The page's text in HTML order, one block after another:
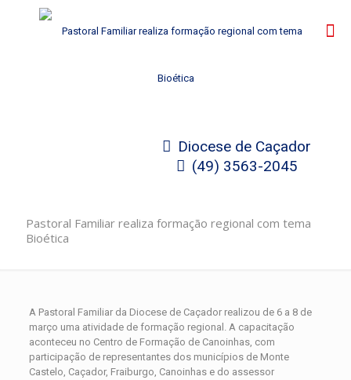
Diocese de Caçador
(49) 3563-2045
Pastoral Familiar realiza formação regional com tema
Bioética
A Pastoral Familiar da Diocese de Caçador realizou de 6 a 8 de
março uma atividade de formação regional. A capacitação
aconteceu no Centro de Formação de Canoinhas, com
participação de representantes dos municípios de Monte
Castelo, Caçador, Fraiburgo, Canoinhas e do assessor